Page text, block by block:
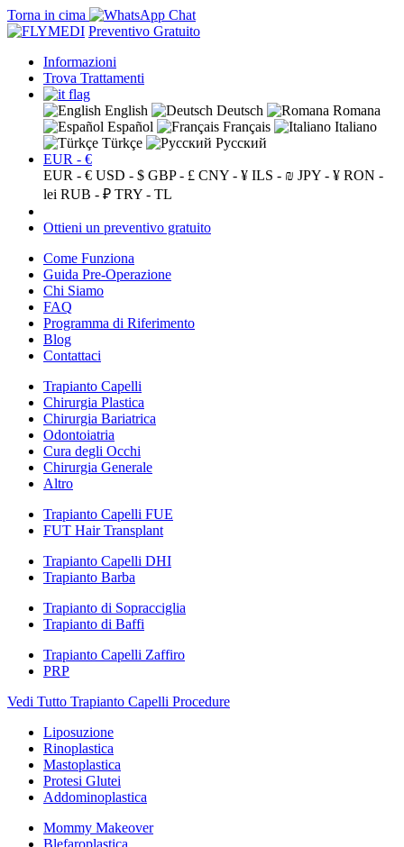
Torna in cima
Preventivo Gratuito
Informazioni
Trova Trattamenti
English Deutsch
Romana
Español
Français
Italiano
Türkçe
Русский
EUR - €
EUR - € USD - $ GBP - £ CNY - ¥ ILS - ₪ JPY - ¥ RON -
lei RUB - ₽ TRY - TL
Ottieni un preventivo gratuito
Come Funziona
Guida Pre-Operazione
Chi Siamo
FAQ
Programma di Riferimento
Blog
Contattaci
Trapianto Capelli
Chirurgia Plastica
Chirurgia Bariatrica
Odontoiatria
Cura degli Occhi
Chirurgia Generale
Altro
Trapianto Capelli FUE
FUT Hair Transplant
Trapianto Capelli DHI
Trapianto Barba
Trapianto di Sopracciglia
Trapianto di Baffi
Trapianto Capelli Zaffiro
PRP
Vedi Tutto Trapianto Capelli Procedure
Liposuzione
Rinoplastica
Mastoplastica
Protesi Glutei
Addominoplastica
Mommy Makeover
Blefaroplastica